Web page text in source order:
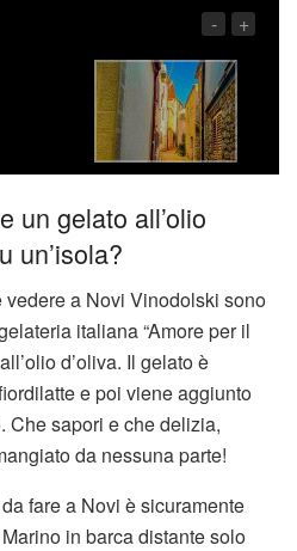
- +
un gelato all’olio
un’isola?
vedere a Novi Vinodolski sono
italiana “Amore per il
d’oliva. Il gelato è
e poi viene aggiunto
Che sapori e che delizia,
da nessuna parte!
fare a Novi è sicuramente
in barca distante solo